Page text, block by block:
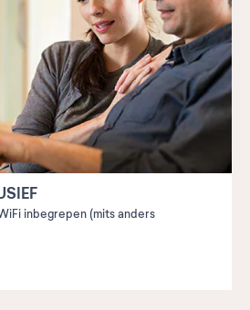
inbegrepen (mits anders